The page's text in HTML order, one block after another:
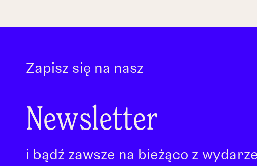
Zapisz się na nasz
Newsletter
i bądź zawsze na bieżąco z